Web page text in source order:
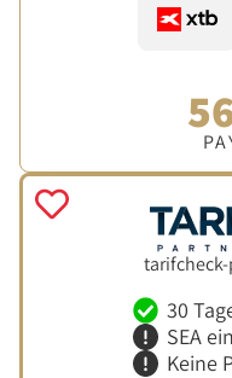
30
SEA
Keine